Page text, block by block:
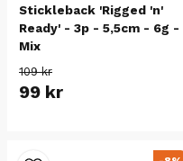
Stickleback 'Rigged 'n'
Ready' - 3p - 5,5cm - 6g -
Mix
109 kr
99 kr